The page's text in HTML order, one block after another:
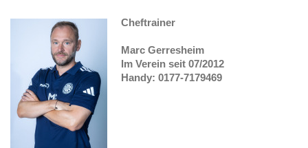
Cheftrainer
Marc Gerresheim
Im Verein seit 07/2012
Handy: 0177-7179469